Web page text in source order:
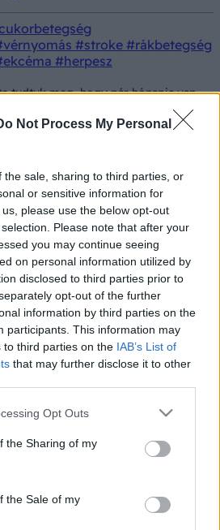
Not Process My Personal
the sale, sharing to third parties, or
or sensitive information for
please use the below opt-out
Please note that after your
you may continue seeing
on personal information utilized by
disclosed to third parties prior to
opt-out of the further
information by third parties on the
participants. This information may
to third parties on the IAB’s List of
that may further disclose it to other
app uses one or more Google
usage behaviour. You may click to
Google and its third-party tags to
specified purposes in below Google
Opt Outs
the Sharing of my
the Sale of my
#stroke #rákbetegség
#herpesz
tudtuk meg, hogy pár hónapja van
- Szilvi 37 évesen lett özvegy, 3
- Szilvi 37
3 kicsi